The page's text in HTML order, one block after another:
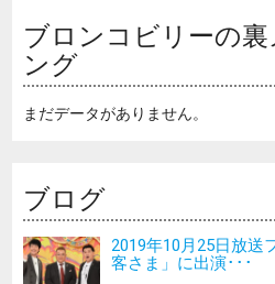
ブロンコビリーの
ング
まだデータがありません。
ブログ
2019年10月25日放送
客さま」に出演･･･